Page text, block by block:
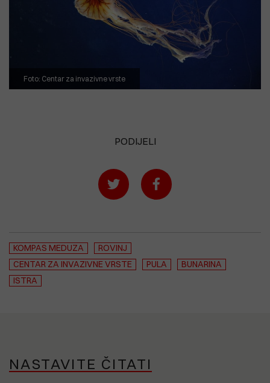
Foto: Centar za invazivne vrste
PODIJELI
KOMPAS MEDUZA
ROVINJ
CENTAR ZA INVAZIVNE VRSTE
PULA
BUNARINA
ISTRA
NASTAVITE ČITATI